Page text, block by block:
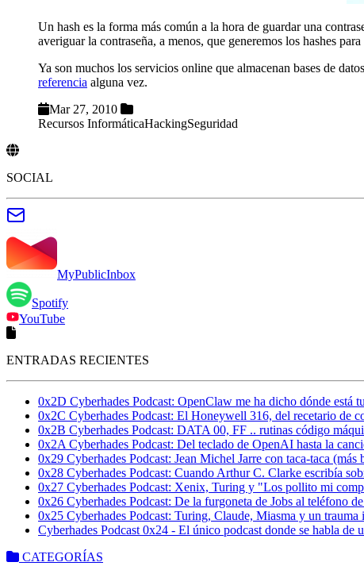
Un hash es la forma más común a la hora de guardar una
averiguar la contraseña, a menos, que generemos los hashes
Ya son muchos los servicios online que almacenan bases de
referencia alguna vez.
Mar 27, 2010
Recursos InformáticaHackingSeguridad
SOCIAL
MyPublicInbox
Spotify
YouTube
ENTRADAS RECIENTES
0x2D Cyberhades Podcast: OpenClaw me ha dicho dónde está
0x2C Cyberhades Podcast: El Honeywell 316, del recetario de
0x2B Cyberhades Podcast: DATA 00, FF .. rutinas código
0x2A Cyberhades Podcast: Del teclado de OpenAI hasta la
0x29 Cyberhades Podcast: Jean Michel Jarre con taca-taca
0x28 Cyberhades Podcast: Cuando Arthur C. Clarke escribía
0x27 Cyberhades Podcast: Xenix, Turing y "Los pollito mi
0x26 Cyberhades Podcast: De la furgoneta de Jobs al teléfono
0x25 Cyberhades Podcast: Turing, Claude, Miasma y un
Cyberhades Podcast 0x24 - El único podcast donde se habla
CATEGORÍAS